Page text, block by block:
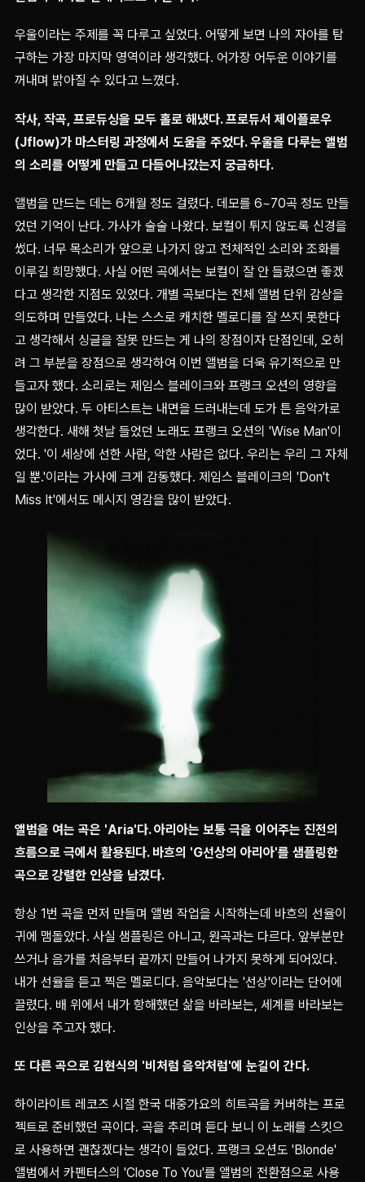
우울이라는 주제를 꼭 다루고 싶었다. 어떻게 보면 나의 자아를 탐
구하는 가장 마지막 영역이라 생각했다. 어가장 어두운 이야기를
꺼내며 밝아질 수 있다고 느꼈다.
작사, 작곡, 프로듀싱을 모두 홀로 해냈다. 프로듀서 제이플로우
(Jflow)가 마스터링 과정에서 도움을 주었다. 우울을 다루는 앨범
의 소리를 어떻게 만들고 다듬어나갔는지 궁금하다.
앨범을 만드는 데는 6개월 정도 걸렸다. 데모를 6~70곡 정도 만들
었던 기억이 난다. 가사가 술술 나왔다. 보컬이 튀지 않도록 신경을
썼다. 너무 목소리가 앞으로 나가지 않고 전체적인 소리와 조화를
이루길 희망했다. 사실 어떤 곡에서는 보컬이 잘 안 들렸으면 좋겠
다고 생각한 지점도 있었다. 개별 곡보다는 전체 앨범 단위 감상을
의도하며 만들었다. 나는 스스로 캐치한 멜로디를 잘 쓰지 못한다
고 생각해서 싱글을 잘못 만드는 게 나의 장점이자 단점인데, 오히
려 그 부분을 장점으로 생각하여 이번 앨범을 더욱 유기적으로 만
들고자 했다. 소리로는 제임스 블레이크와 프랭크 오션의 영향을
많이 받았다. 두 아티스트는 내면을 드러내는데 도가 튼 음악가로
생각한다. 새해 첫날 들었던 노래도 프랭크 오션의 'Wise Man'이
었다. '이 세상에 선한 사람, 악한 사람은 없다. 우리는 우리 그 자체
일 뿐.'이라는 가사에 크게 감동했다. 제임스 블레이크의 'Don't
Miss It'에서도 메시지 영감을 많이 받았다.
앨범을 여는 곡은 'Aria'다. 아리아는 보통 극을 이어주는 진전의
흐름으로 극에서 활용된다. 바흐의 'G선상의 아리아'를 샘플링한
곡으로 강렬한 인상을 남겼다.
항상 1번 곡을 먼저 만들며 앨범 작업을 시작하는데 바흐의 선율이
귀에 맴돌았다. 사실 샘플링은 아니고, 원곡과는 다르다. 앞부분만
쓰거나 음가를 처음부터 끝까지 만들어 나가지 못하게 되어있다.
내가 선율을 듣고 찍은 멜로디다. 음악보다는 '선상'이라는 단어에
끌렸다. 배 위에서 내가 항해했던 삶을 바라보는, 세계를 바라보는
인상을 주고자 했다.
또 다른 곡으로 김현식의 '비처럼 음악처럼'에 눈길이 간다.
하이라이트 레코즈 시절 한국 대중가요의 히트곡을 커버하는 프로
젝트로 준비했던 곡이다. 곡을 추리며 듣다 보니 이 노래를 스킷으
로 사용하면 괜찮겠다는 생각이 들었다. 프랭크 오션도 'Blonde'
앨범에서 카펜터스의 'Close To You'를 앨범의 전환점으로 사용